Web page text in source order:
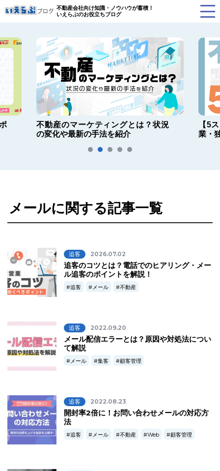
不動産会社向け知識・ノウハウが蓄積！
いえらぶのお役立ちブログ
不動産のマーケティングとは？状況
の変化や最新の手法を紹介
【5
業・
メールに関する記事一覧
追客 2026.07.02
追客のコツとは？電話でのヒアリング・メー
ル追客のポイントを解説！
追客 メール 不動産
追客 2022.09.20
メール配信エラーとは？原因や対処法につい
て解説
メール 集客 顧客管理
追客 2022.08.23
開封率2倍に！お問い合わせメールの対応方
法
追客 メール 不動産 Web 顧客管理